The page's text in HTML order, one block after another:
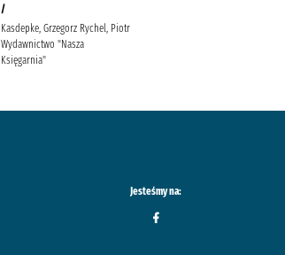
/
Kasdepke, Grzegorz Rychel, Piotr
Wydawnictwo "Nasza
Księgarnia"
Jesteśmy na: